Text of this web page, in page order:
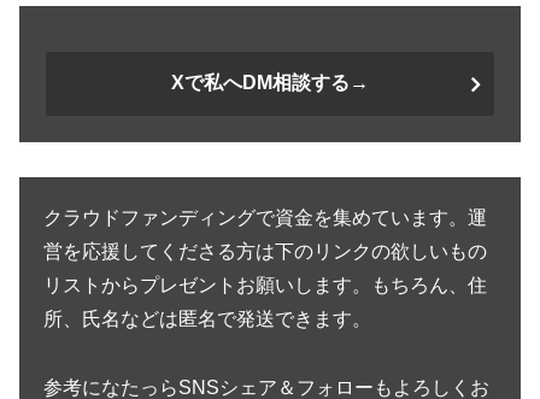
Xで私へDM相談する→
クラウドファンディングで資金を集めています。運
営を応援してくださる方は下のリンクの欲しいもの
リストからプレゼントお願いします。もちろん、住
所、氏名などは匿名で発送できます。
参考になたっらSNSシェア＆フォローもよろしくお